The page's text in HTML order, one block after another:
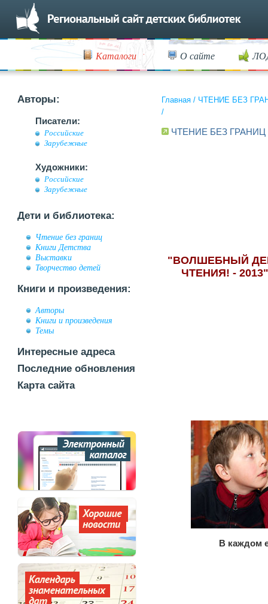
Каталоги О сайте
Авторы:
Писатели:
Российские
Зарубежные
Художники:
Российские
Зарубежные
Дети и библиотека:
Чтение без границ
Книги Детства
Выставки
Творчество детей
Книги и произведения:
Авторы
Книги и произведения
Темы
Интересные адреса
Последние обновления
Карта сайта
Главная / ЧТЕНИЕ БЕЗ
/
ЧТЕНИЕ БЕЗ ГРАНИЦ
"ВОЛШЕБНЫЙ
ЧТЕНИЯ! -
В каждом